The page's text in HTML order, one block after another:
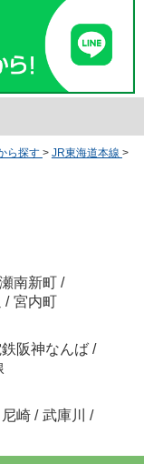
ら探す > JR東海道本線 >
南新町 /
/ 宮内町
阪神なんば /
尼崎 / 武庫川
/